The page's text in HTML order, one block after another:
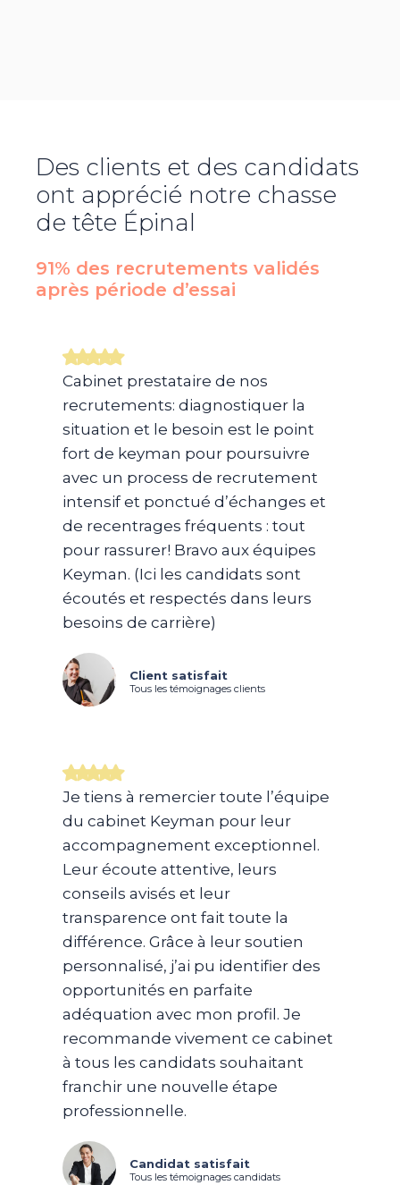
Des clients et des candidats
ont apprécié notre chasse
de tête Épinal
91% des recrutements validés
après période d’essai​
Cabinet prestataire de nos
recrutements: diagnostiquer la
situation et le besoin est le point
fort de keyman pour poursuivre
avec un process de recrutement
intensif et ponctué d’échanges et
de recentrages fréquents : tout
pour rassurer! Bravo aux équipes
Keyman. (Ici les candidats sont
écoutés et respectés dans leurs
besoins de carrière)
Client satisfait
Tous les témoignages clients
Je tiens à remercier toute l’équipe
du cabinet Keyman pour leur
accompagnement exceptionnel.
Leur écoute attentive, leurs
conseils avisés et leur
transparence ont fait toute la
différence. Grâce à leur soutien
personnalisé, j’ai pu identifier des
opportunités en parfaite
adéquation avec mon profil. Je
recommande vivement ce cabinet
à tous les candidats souhaitant
franchir une nouvelle étape
professionnelle.
Candidat satisfait
Tous les témoignages candidats